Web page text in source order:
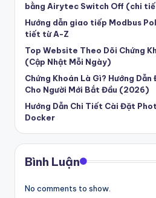
lư
u
gi
ữ
k
ỷ
ni
ệ
bằng Airytec Switch Off (chi
Hướng dẫn giao tiếp Modbus
tiết từ A-Z
Top Website Theo Dõi Chứng
(Cập Nhật Mỗi Ngày)
Chứng Khoán Là Gì? Hướng Dẫn
Cho Người Mới Bắt Đầu (2026)
Hướng Dẫn Chi Tiết Cài Đặt
Docker
Bình Luận
No comments to show.